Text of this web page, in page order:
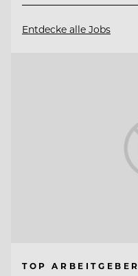
Entdecke alle Jobs
TOP ARBEITGEBER